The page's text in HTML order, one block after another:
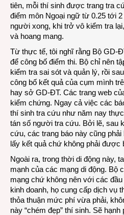
tiên, mỗi thí sinh được trang tra
điểm môn Ngoại ngữ từ 0.25 tới
người xong, khi trở vô kiểm tra
và hoang mang.
Từ thực tế, tôi nghĩ rằng Bộ GD-
để công bố điểm thi. Bộ chỉ nên
kiểm tra sai sót và quản lý, rồi
công bố kết quả của cụm mình
hay sở GD-ĐT. Các trang web
kiểm chứng. Ngay cả việc các
thí sinh tra cứu như năm nay
tán số người tra cứu. Bởi lẽ, sau
cứu, các trang báo này cũng
lấy kết quả chứ không phải được
Ngoài ra, trong thời di động này,
mạnh của các mạng di động. Bộ
mạng chứ không nên với các
kinh doanh, họ cung cấp dịch vụ
thỏa thuận mức phí vừa phải,
này “chém đẹp” thí sinh. Sẽ